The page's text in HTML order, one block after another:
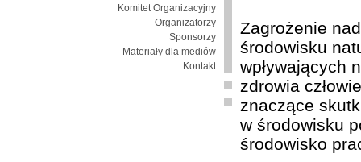
Komitet Organizacyjny
Organizatorzy
Sponsorzy
Materiały dla mediów
Kontakt
Zagrożenie
środowisku
wpływających
zdrowia
znaczące
w środowisku
środowisko